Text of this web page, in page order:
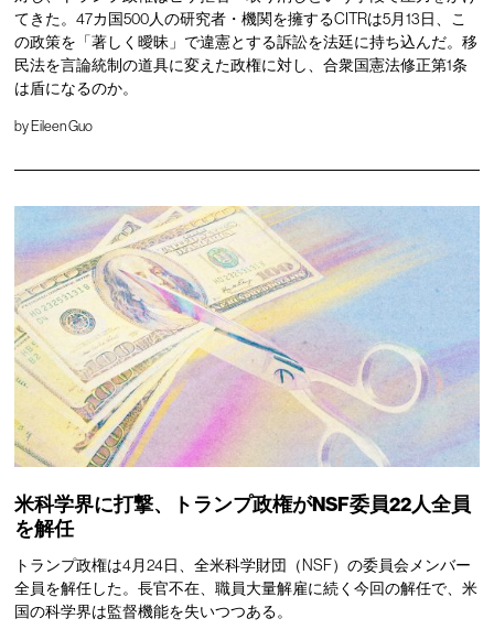
てきた。47カ国500人の研究者・機関を擁するCITRは5月13日、こ
の政策を「著しく曖昧」で違憲とする訴訟を法廷に持ち込んだ。移
民法を言論統制の道具に変えた政権に対し、合衆国憲法修正第1条
は盾になるのか。
by Eileen Guo
米科学界に打撃、トランプ政権がNSF委員22人全員
を解任
トランプ政権は4月24日、全米科学財団（NSF）の委員会メンバー
全員を解任した。長官不在、職員大量解雇に続く今回の解任で、米
国の科学界は監督機能を失いつつある。